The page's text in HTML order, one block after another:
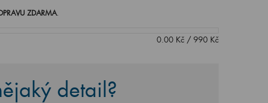
ZDARMA.
0.00Kč/ 990Kč
detail?